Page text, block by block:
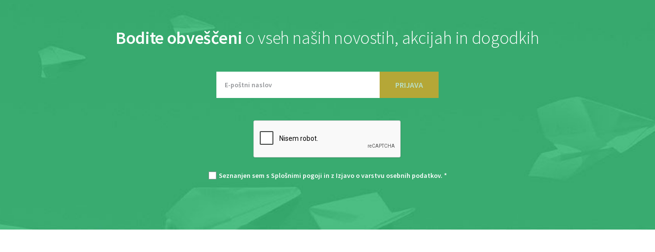
Bodite obveščeni o vseh naših novostih, akcijah in dogodkih
PRIJAVA
Seznanjen sem s Splošnimi pogoji in z Izjavo o varstvu osebnih podatkov. *